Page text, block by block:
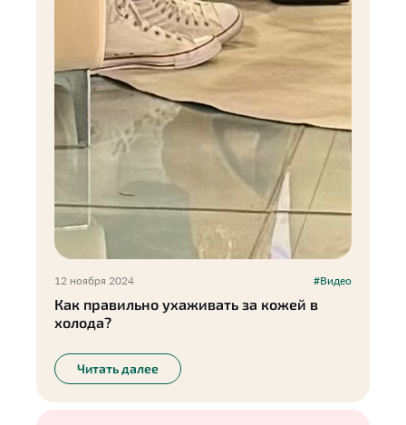
12 ноября 2024 #Видео
Как правильно ухаживать за кожей в
холода?
Читать далее